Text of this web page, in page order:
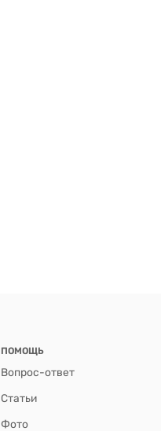
ПОМОЩЬ
Вопрос-ответ
Статьи
Фото